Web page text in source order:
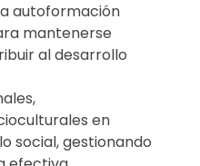
autoformación
mantenerse
al desarrollo
en
social, gestionando